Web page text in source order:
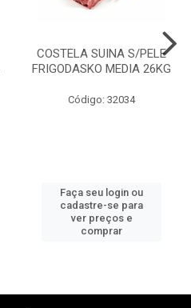
COSTELA SUINA S/PELE
FRIGODASKO MEDIA 26KG
Código: 32034
Faça seu login ou
cadastre-se para
ver preços e
comprar